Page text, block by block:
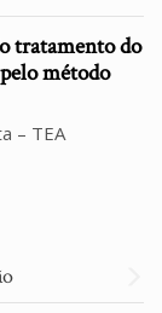
tratamento do
método
– TEA